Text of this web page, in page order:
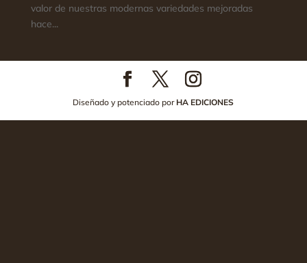
valor de nuestras modernas variedades mejoradas
hace...
Diseñado y potenciado por HA EDICIONES